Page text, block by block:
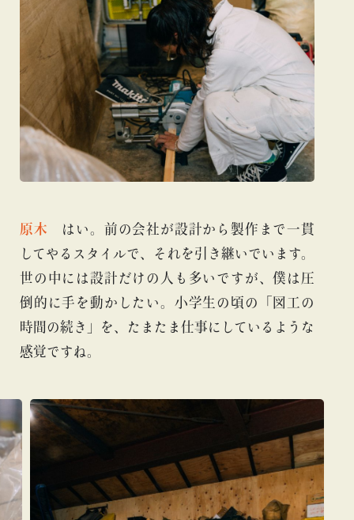
原木 はい。前の会社が設計から製作まで一貫
してやるスタイルで、それを引き継いでいます。
世の中には設計だけの人も多いですが、僕は圧
倒的に手を動かしたい。小学生の頃の「図工の
時間の続き」を、たまたま仕事にしているような
感覚ですね。